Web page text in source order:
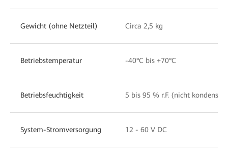
Gewicht (ohne Netzteil) Circa 2,5 kg
Betriebstemperatur -40°C bis +70°C
Betriebsfeuchtigkeit 5 bis 95 % r.F. (nicht
System-Stromversorgung 12 - 60 V DC